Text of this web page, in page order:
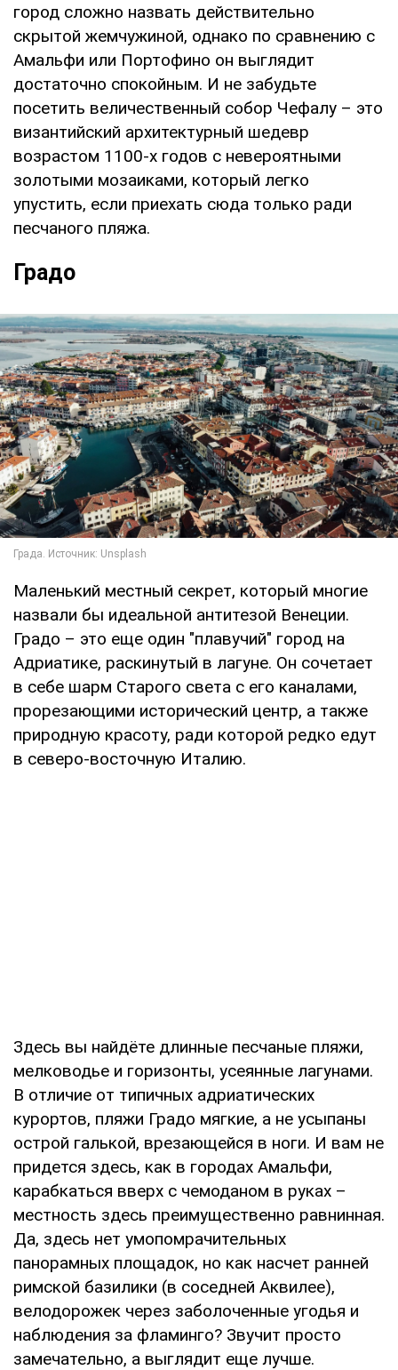
город сложно назвать действительно
скрытой жемчужиной, однако по сравнению с
Амальфи или Портофино он выглядит
достаточно спокойным. И не забудьте
посетить величественный собор Чефалу – это
византийский архитектурный шедевр
возрастом 1100-х годов с невероятными
золотыми мозаиками, который легко
упустить, если приехать сюда только ради
песчаного пляжа.
Градо
Маленький местный секрет, который многие
назвали бы идеальной антитезой Венеции.
Градо – это еще один "плавучий" город на
Адриатике, раскинутый в лагуне. Он сочетает
в себе шарм Старого света с его каналами,
прорезающими исторический центр, а также
природную красоту, ради которой редко едут
в северо-восточную Италию.
Здесь вы найдёте длинные песчаные пляжи,
мелководье и горизонты, усеянные лагунами.
В отличие от типичных адриатических
курортов, пляжи Градо мягкие, а не усыпаны
острой галькой, врезающейся в ноги. И вам не
придется здесь, как в городах Амальфи,
карабкаться вверх с чемоданом в руках –
местность здесь преимущественно равнинная.
Да, здесь нет умопомрачительных
панорамных площадок, но как насчет ранней
римской базилики (в соседней Аквилее),
велодорожек через заболоченные угодья и
наблюдения за фламинго? Звучит просто
замечательно, а выглядит еще лучше.